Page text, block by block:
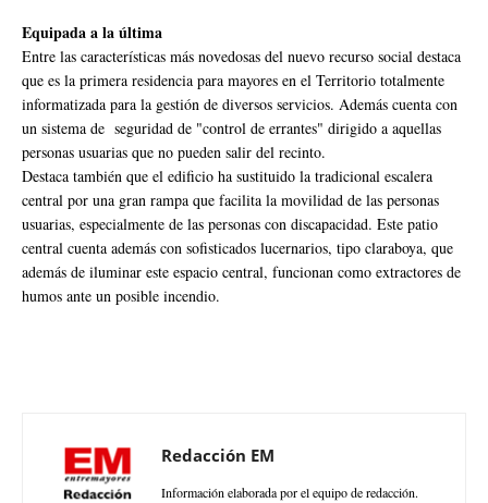
Equipada a la última
Entre las características más novedosas del nuevo recurso social destaca
que es la primera residencia para mayores en el Territorio totalmente
informatizada para la gestión de diversos servicios. Además cuenta con
un sistema de seguridad de "control de errantes" dirigido a aquellas
personas usuarias que no pueden salir del recinto.
Destaca también que el edificio ha sustituido la tradicional escalera
central por una gran rampa que facilita la movilidad de las personas
usuarias, especialmente de las personas con discapacidad. Este patio
central cuenta además con sofisticados lucernarios, tipo claraboya, que
además de iluminar este espacio central, funcionan como extractores de
humos ante un posible incendio.
Redacción EM
Información elaborada por el equipo de redacción.